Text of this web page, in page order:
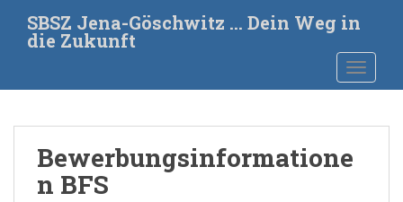
t
SBSZ Jena-Göschwitz … Dein Weg in
die Zukunft
Bewerbungsinformatione
n BFS